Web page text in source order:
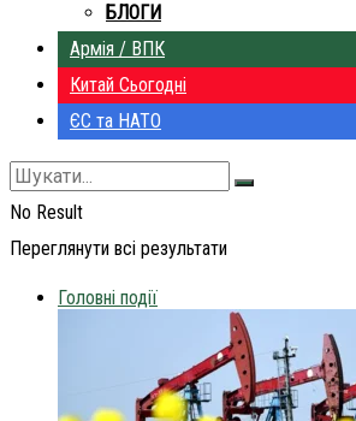
БЛОГИ
Армія / ВПК
Китай Сьогодні
ЄС та НАТО
No Result
Переглянути всі результати
Головні події